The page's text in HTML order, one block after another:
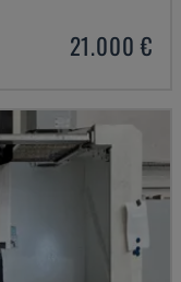
21.000 €